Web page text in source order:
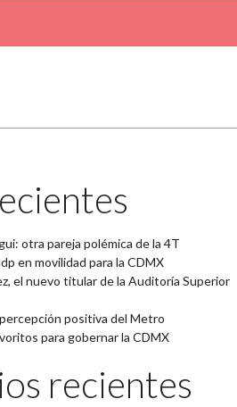
otra pareja polémica de la 4T
en movilidad para la CDMX
el nuevo titular de la Auditoría Superior
positiva del Metro
para gobernar la CDMX
recientes